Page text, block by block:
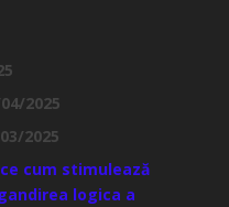
2025
2025
cum stimulează
logica a